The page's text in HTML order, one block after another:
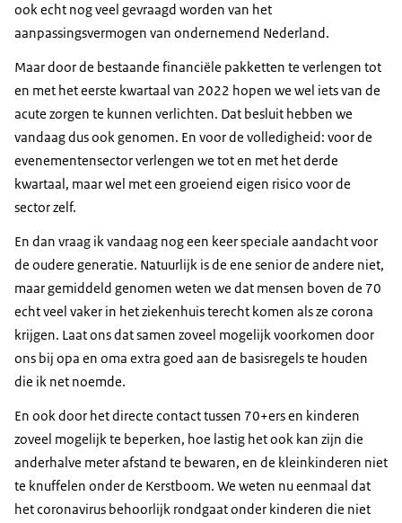
ook echt nog veel gevraagd worden van het
aanpassingsvermogen van ondernemend Nederland.
Maar door de bestaande financiële pakketten te verlengen tot
en met het eerste kwartaal van 2022 hopen we wel iets van de
acute zorgen te kunnen verlichten. Dat besluit hebben we
vandaag dus ook genomen. En voor de volledigheid: voor de
evenementensector verlengen we tot en met het derde
kwartaal, maar wel met een groeiend eigen risico voor de
sector zelf.
En dan vraag ik vandaag nog een keer speciale aandacht voor
de oudere generatie. Natuurlijk is de ene senior de andere niet,
maar gemiddeld genomen weten we dat mensen boven de 70
echt veel vaker in het ziekenhuis terecht komen als ze corona
krijgen. Laat ons dat samen zoveel mogelijk voorkomen door
ons bij opa en oma extra goed aan de basisregels te houden
die ik net noemde.
En ook door het directe contact tussen 70+ers en kinderen
zoveel mogelijk te beperken, hoe lastig het ook kan zijn die
anderhalve meter afstand te bewaren, en de kleinkinderen niet
te knuffelen onder de Kerstboom. We weten nu eenmaal dat
het coronavirus behoorlijk rondgaat onder kinderen die niet